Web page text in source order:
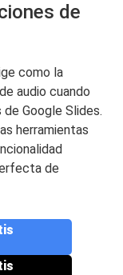
de
como la
audio cuando
Google Slides.
herramientas
de